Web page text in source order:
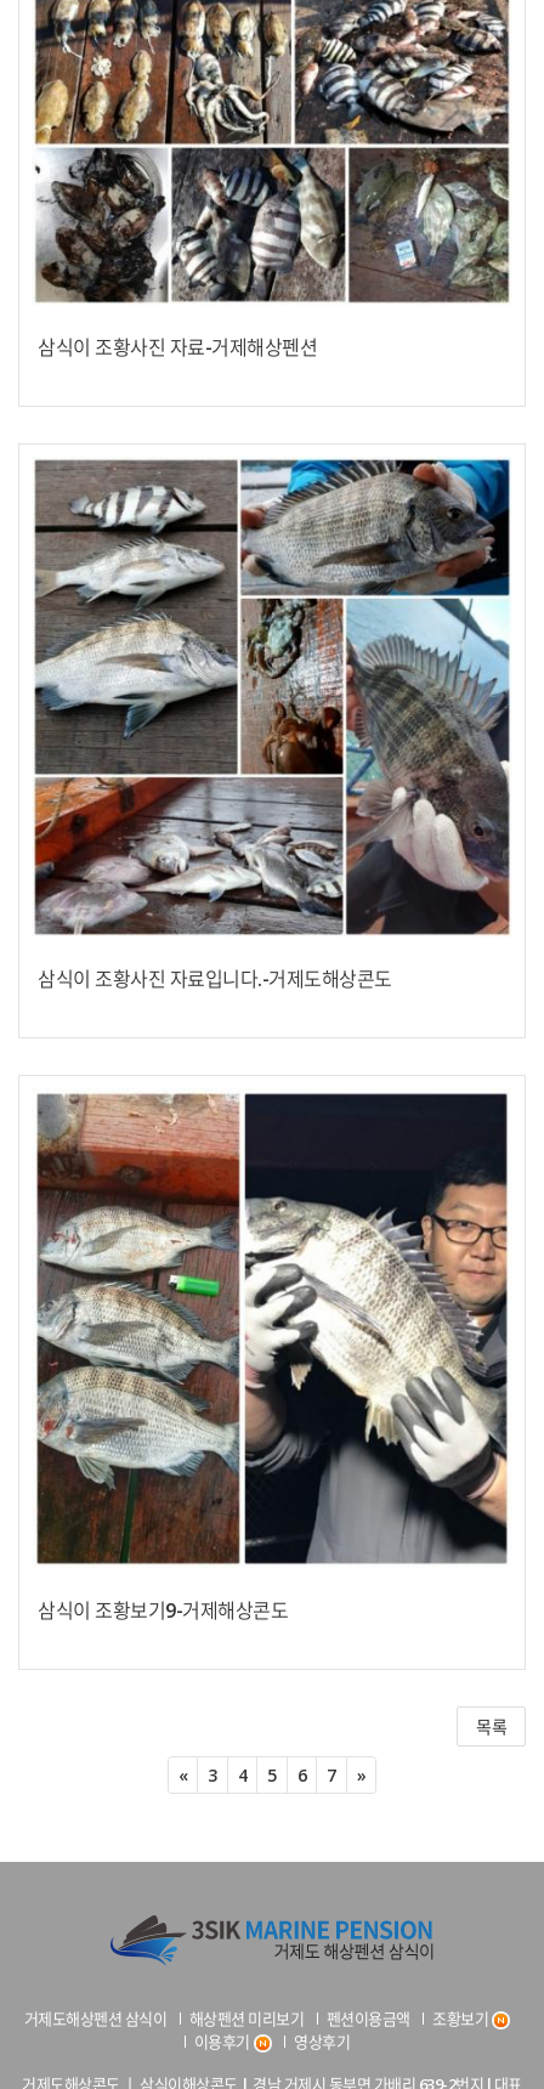
삼식이 조황사진 자료-거제해상펜션
삼식이 조황사진 자료입니다.-거제도해상콘도
삼식이 조황보기9-거제해상콘도
목록
«Previous
3 4 5 6 7 »Next
거제도해상펜션 삼식이 해상펜션 미리보기 펜션이용금액
조황보기
이용후기
영상후기
거제도해상콘도 ㅣ 삼식이해상콘도 | 경남 거제시 동부면 가배리 639-2번지 l 대표